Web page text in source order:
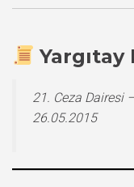
21. Ceza Dairesi
26.05.2015